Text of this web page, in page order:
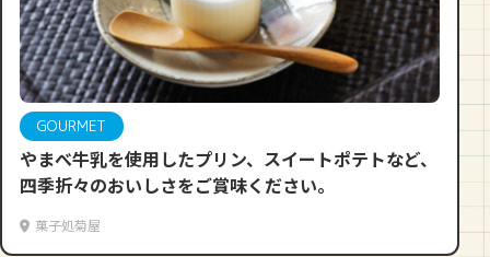
GOURMET
やまべ牛乳を使用したプリン、スイートポテトなど、
四季折々のおいしさをご賞味ください。
菓子処菊屋